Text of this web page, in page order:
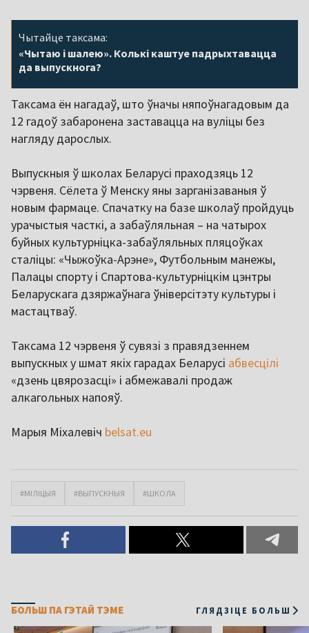
Чытайце таксама:
«Чытаю і шалею». Колькі каштуе падрыхтавацца
да выпускнога?
Таксама ён нагадаў, што ўначы няпоўнагадовым да
12 гадоў забаронена заставацца на вуліцы без
нагляду дарослых.
Выпускныя ў школах Беларусі праходзяць 12
чэрвеня. Сёлета ў Менску яны зарганізаваныя ў
новым фармаце. Спачатку на базе школаў пройдуць
урачыстыя часткі, а забаўляльная – на чатырох
буйных культурніцка-забаўляльных пляцоўках
сталіцы: «Чыжоўка-Арэне», Футбольным манежы,
Палацы спорту і Спартова-культурніцкім цэнтры
Беларускага дзяржаўнага ўніверсітэту культуры і
мастацтваў.
Таксама 12 чэрвеня ў сувязі з правядзеннем
выпускных у шмат якіх гарадах Беларусі абвесцілі
«дзень цвярозасці» і абмежавалі продаж
алкагольных напояў.
Марыя Міхалевіч belsat.eu
#МІЛІЦЫЯ #ВЫПУСКНЫЯ #ШКОЛА
БОЛЬШ ПА ГЭТАЙ ТЭМЕ ГЛЯДЗІЦЕ БОЛЬШ